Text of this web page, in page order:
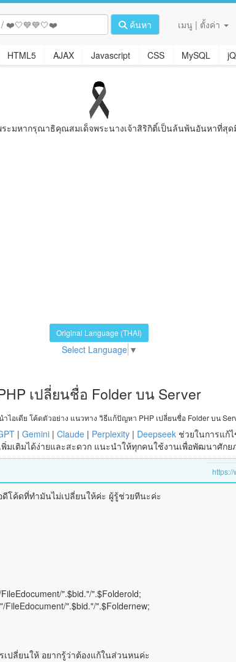
ค้นหา เมนู | ตั้งค่า
HTML5 AJAX Javascript CSS MySQL
ะมหากรุณาธิคุณสมเด็จพระนางเจ้าสิริกิติ์เป็นล้นพ้นอันหาที่สุด
Original Language (THAI)
Select Language ▼
เปลี่ยนชื่อ Folder บน Server
ไอเดีย โค้ดตัวอย่าง แนวทาง วิธีแก้ปัญหา PHP เปลี่ยนชื่อ Folder บน
| Gemini| Claude| Perplexity| Deepseekช่วยในการแก้
มเติมได้ง่ายและสะดวก แนะนำให้ทุกคนใช้งานเพื่อพัฒนาศักย
โค้ดที่ทำมันไม่เปลี่ยนให้ค่ะ ผู้รู้ช่วยทีนะค่ะ
".$bid."/".$Folderold;
FileEdocument/".$bid."/".$Foldernew;
ปลี่ยนให้ อยากรู้ว่าต้องแก้ในส่วนหนค่ะ